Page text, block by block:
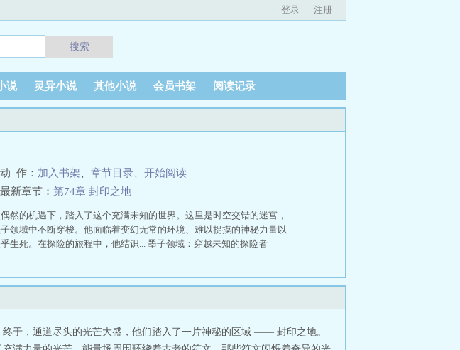
登录 注册
搜索
说 灵异小说 其他小说 会员书架 阅读记录
动 作： 加入书架 章节目录
开始阅读
最新章节： 第74章 封印之地
然的机遇下，踏入了这个充满未知的世界。这里是时空交错的迷宫，
领域中不断穿梭。他面临着变幻无常的环境、难以捉摸的神秘力量以
生死。在探险的旅程中，他结识... 墨子领域：穿越未知的探险者
于，通道尽头的光芒大盛，他们踏入了一片神秘的区域 —— 封印之地。